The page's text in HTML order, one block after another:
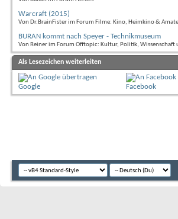
Warcraft (2015)
Von Dr.BrainFister im Forum Filme: Kino, Heimkino &
BURAN kommt nach Speyer - Technikmuseum
Von Reiner im Forum Offtopic: Kultur, Politik, Wissenschaft
Als Lesezeichen weiterleiten
Google Facebook